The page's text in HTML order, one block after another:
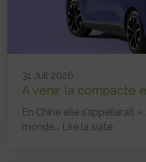
31 Juil 2026
A venir, la compacte
En Chine elle s’appellerait
monde... Lire la suite